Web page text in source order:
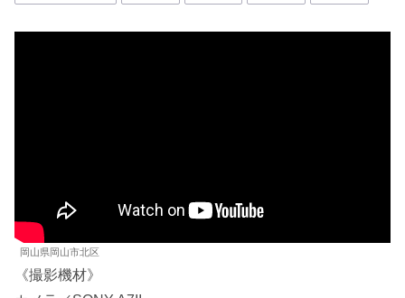
岡山県岡山市北区
《撮影機材》